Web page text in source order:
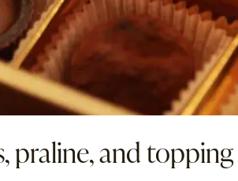
praline, and topping